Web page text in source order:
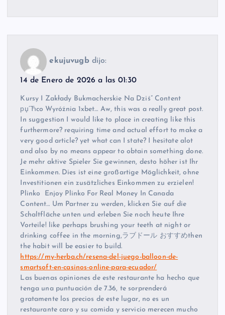
ekujuvugb dijo:
14 de Enero de 2026 a las 01:30
Kursy I Zakłady Bukmacherskie Na Dziś” Content
рџ’Ћco Wyróżnia 1xbet… Aw, this was a really great post.
In suggestion I would like to place in creating like this
furthermore? requiring time and actual effort to make a
very good article? yet what can I state? I hesitate alot
and also by no means appear to obtain something done.
Je mehr aktive Spieler Sie gewinnen, desto höher ist Ihr
Einkommen. Dies ist eine großartige Möglichkeit, ohne
Investitionen ein zusätzliches Einkommen zu erzielen!
Plinko ️ Enjoy Plinko For Real Money In Canada
Content… Um Partner zu werden, klicken Sie auf die
Schaltfläche unten und erleben Sie noch heute Ihre
Vorteile! like perhaps brushing your teeth at night or
drinking coffee in the morning,ラブドール おすすめthen
the habit will be easier to build.
https://my-herba.ch/resena-del-juego-balloon-de-
smartsoft-en-casinos-online-para-ecuador/
Las buenas opiniones de este restaurante ha hecho que
tenga una puntuación de 7.36, te sorprenderá
gratamente los precios de este lugar, no es un
restaurante caro y su comida y servicio merecen mucho